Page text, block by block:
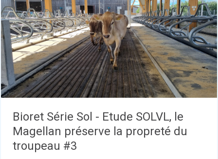
Bioret Série Sol - Etude SOLVL, le
Magellan préserve la propreté du
troupeau #3